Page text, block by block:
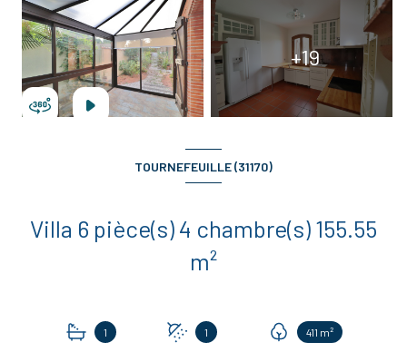
+19
TOURNEFEUILLE (31170)
Villa 6 pièce(s) 4 chambre(s) 155.55
m²
1 1 411 m²